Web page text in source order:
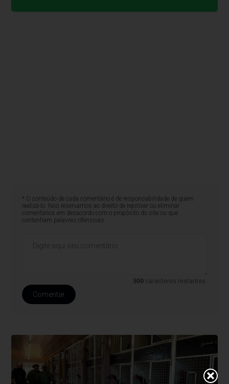
* O conteúdo de cada comentário é de responsabilidade de quem
realizá-lo. Nos reservamos ao direito de reprovar ou eliminar
comentários em desacordo com o propósito do site ou que
contenham palavras ofensivas.
500 caracteres restantes.
Comentar